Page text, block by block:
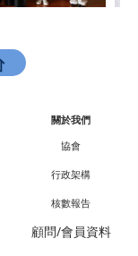
關於我們
協會
行政架構
核數報告
顧問/會員資料